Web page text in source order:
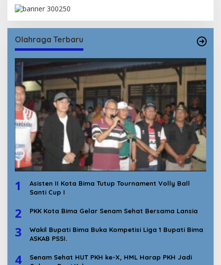
Olahraga Terbaru
1
Asisten II Kota Bima Tutup Tournament Volly Ball
Santi Cup I
2 PKK Kota Bima Gelar Senam Sehat Bersama Lansia
3
Wakil Bupati Bima Buka Kompetisi Liga 1 Bupati Bima
ASKAB PSSI.
4
Senam Sehat HUT PKH ke-X, HML Harap PKH Jadi